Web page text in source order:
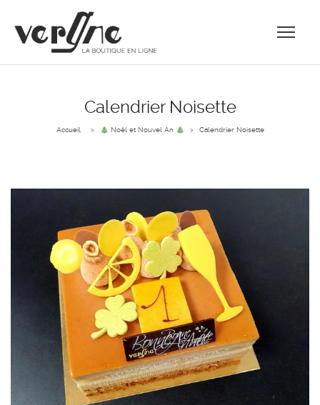
Calendrier Noisette
Accueil > 🎄 Noël et Nouvel An 🎄 > Calendrier Noisette